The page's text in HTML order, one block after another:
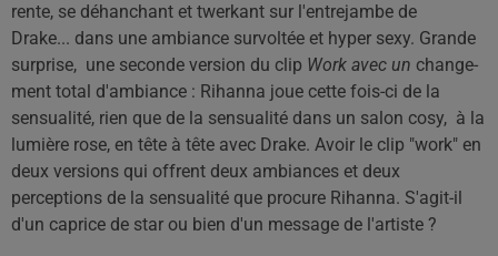
rente, se déhan­chant et twer­kant sur l'en­trejambe de
Drake... dans une am­biance survoltée et hyper sexy. Grande
surprise, une seconde version du clip Work avec un chan­ge­
ment total d'am­biance : Rihanna joue cette fois-ci de la
sensua­lité, rien que de la sensualité dans un salon cosy, à la
lumière rose, en tête à tête avec Drake. Avoir le clip "work" en
deux versions qui offrent deux ambiances et deux
perceptions de la sensualité que procure Rihanna. S'agit-il
d'un caprice de star ou bien d'un message de l'artiste ?